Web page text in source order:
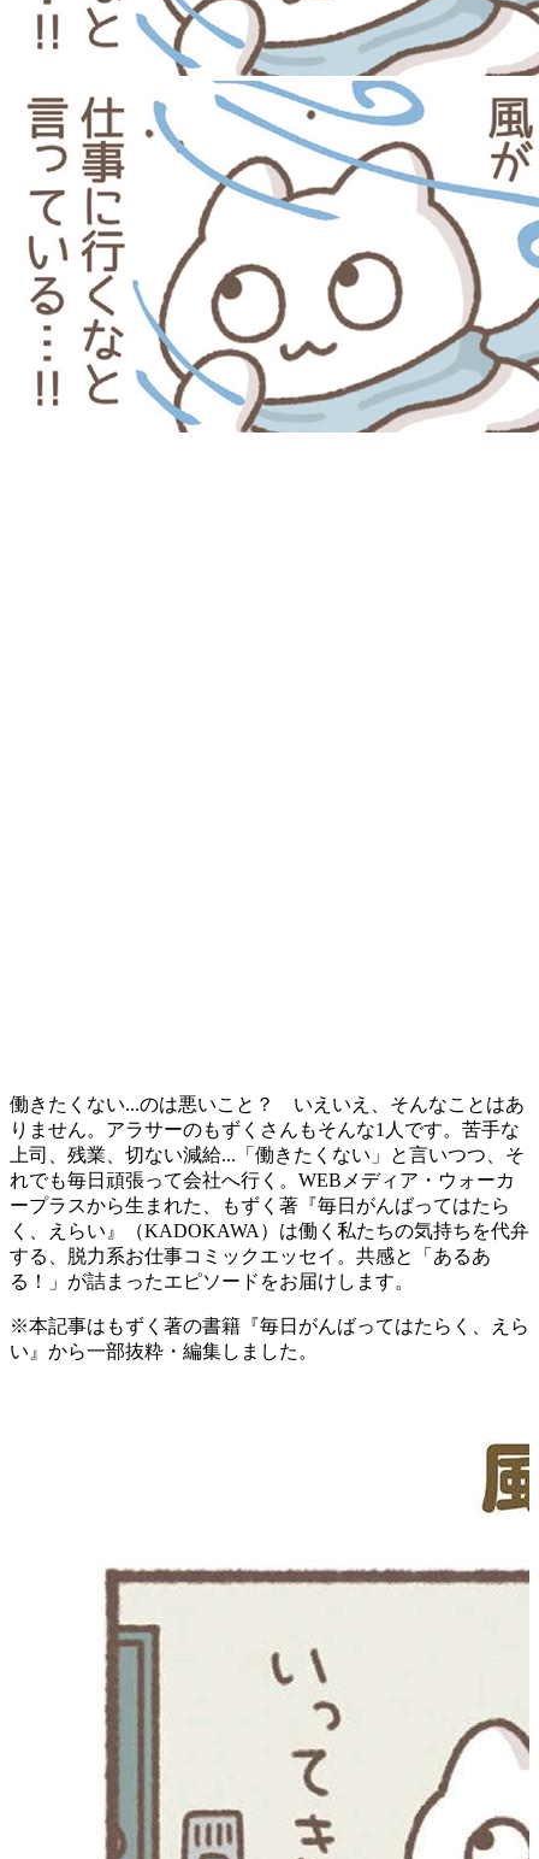
働きたくない...のは悪いこと？ いえいえ、そんなことはあ
りません。アラサーのもずくさんもそんな1人です。苦手な
上司、残業、切ない減給...「働きたくない」と言いつつ、そ
れでも毎日頑張って会社へ行く。WEBメディア・ウォーカ
ープラスから生まれた、もずく著『毎日がんばってはたら
く、えらい』（KADOKAWA）は働く私たちの気持ちを代弁
する、脱力系お仕事コミックエッセイ。共感と「あるあ
る！」が詰まったエピソードをお届けします。
※本記事はもずく著の書籍『毎日がんばってはたらく、えら
い』から一部抜粋・編集しました。